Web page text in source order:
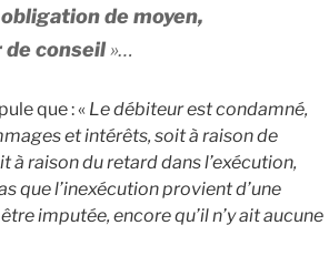
de moyen,
de conseil»…
que : « Le débiteur est condamné,
et intérêts, soit à raison de
à raison du retard dans l’exécution,
que l’inexécution provient d’une
imputée, encore qu’il n’y ait aucune